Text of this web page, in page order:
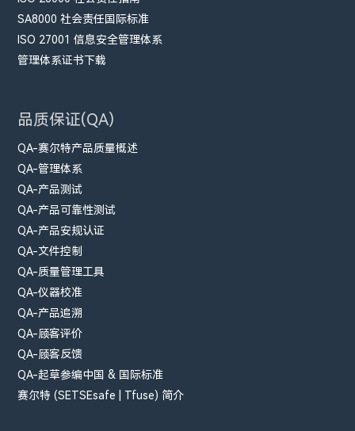
SA8000 社会责任国际标准
ISO 27001 信息安全管理体系
管理体系证书下载
品质保证(QA)
QA-赛尔特产品质量概述
QA-管理体系
QA-产品测试
QA-产品可靠性测试
QA-产品安规认证
QA-文件控制
QA-质量管理工具
QA-仪器校准
QA-产品追溯
QA-顾客评价
QA-顾客反馈
QA-起草参编中国 & 国际标准
赛尔特 (SETSEsafe | Tfuse) 简介